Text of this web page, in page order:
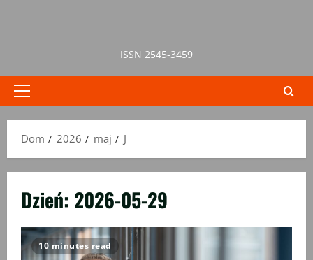
ISSN 2545-3459
Menu
Dom
2026 maj J
Dzień: 2026-05-29
10 minutes read